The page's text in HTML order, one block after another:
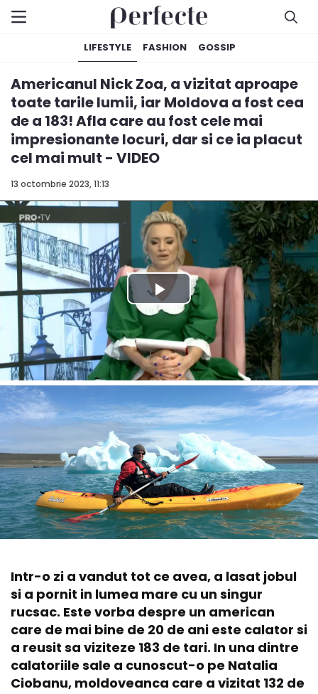
LIFESTYLE FASHION GOSSIP
13 octombrie 2023, 11:13
Americanul Nick Zoa, a vizitat aproape
toate tarile lumii, iar Moldova a fost cea
de a 183! Afla care au fost cele mai
impresionante locuri, dar si ce ia placut
cel mai mult - VIDEO
Intr-o zi a vandut tot ce avea, a lasat jobul
si a pornit in lumea mare cu un singur
rucsac. Este vorba despre un american
care de mai bine de 20 de ani este calator si
a reusit sa viziteze 183 de tari. In una dintre
calatoriile sale a cunoscut-o pe Natalia
Ciobanu, moldoveanca care a vizitat 132 de